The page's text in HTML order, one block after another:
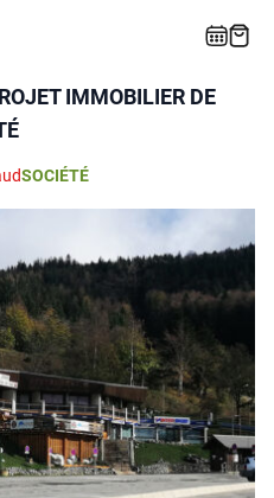
IMMOBILIER DE
SOCIÉTÉ